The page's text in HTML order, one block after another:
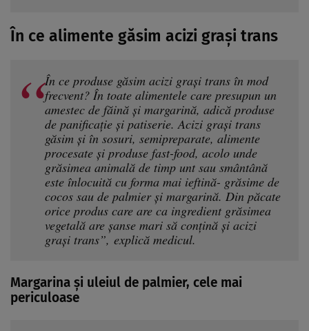
În ce alimente găsim acizi grași trans
În ce produse găsim acizi grași trans în mod
frecvent? În toate alimentele care presupun un
amestec de făină și margarină, adică produse
de panificație și patiserie. Acizi grași trans
găsim și în sosuri, semipreparate, alimente
procesate și produse fast-food, acolo unde
grăsimea animală de timp unt sau smântână
este înlocuită cu forma mai ieftină- grăsime de
cocos sau de palmier și margarină. Din păcate
orice produs care are ca ingredient grăsimea
vegetală are șanse mari să conțină și acizi
grași trans”, explică medicul.
Margarina și uleiul de palmier, cele mai
periculoase